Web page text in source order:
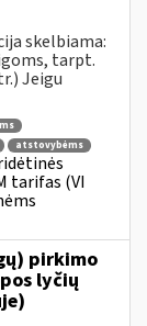
skelbiama:
tarpt.
Jeigu
atstovybėms
tarifas (VI
pirkimo
lyčių